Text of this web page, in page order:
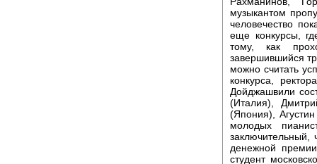
музыкантом
человечество
еще конкурсы,
тому, как
завершившийся
можно считать
конкурса,
Дойджашвили
(Италия),
(Япония),
молодых
денежной
студент